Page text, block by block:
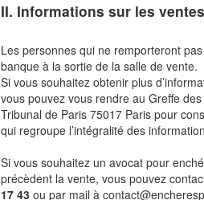
II. Informations sur les
Les personnes qui ne remporteront
banque à la sortie de la salle de vente.
Si vous souhaitez obtenir plus
vous pouvez vous rendre au Greffe
Tribunal de Paris 75017 Paris pour
qui regroupe l’intégralité des
Si vous souhaitez un avocat pour
précèdent la vente, vous pouvez
17 43 ou par mail à